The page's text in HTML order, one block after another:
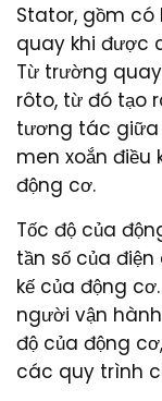
Stator, gồm
quay khi được
Từ trường
rôto, từ đó tạo
tương tác
men xoắn điều
động cơ.
Tốc độ của
tần số của
kế của động
người vận
độ của động
các quy trình